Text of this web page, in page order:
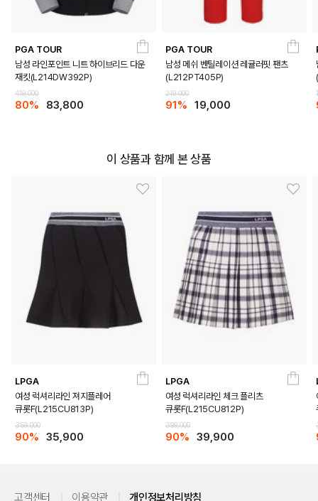
PGA TOUR
남성 라인포인트 니트 하이브리드 다운
재킷(L214DW392P)
419,000
80% 83,800
PGA TOUR
남성 메쉬 벤틸레이션 레귤러핏 팬츠
(L212PT405P)
219,000
91% 19,000
이 상품과 함께 본 상품
LPGA
여성 럭셔리라인 져지플레어
큐롯F(L215CU813P)
359,000
90% 35,900
LPGA
여성 럭셔리라인 체크 플리츠
큐롯F(L215CU812P)
399,000
90% 39,900
고객센터 이용약관 개인정보처리방침